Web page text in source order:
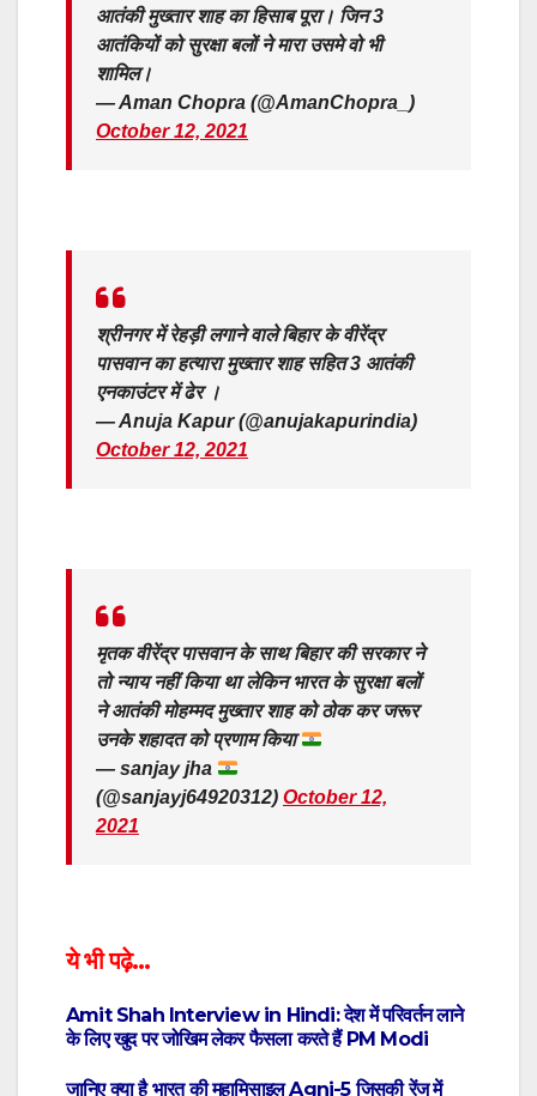
आतंकी मुख्तार शाह का हिसाब पूरा। जिन 3
आतंकियों को सुरक्षा बलों ने मारा उसमे वो भी
शामिल।
— Aman Chopra (@AmanChopra_)
October 12, 2021
श्रीनगर में रेहड़ी लगाने वाले बिहार के वीरेंद्र
पासवान का हत्यारा मुख्तार शाह सहित 3 आतंकी
एनकाउंटर में ढेर ।
— Anuja Kapur (@anujakapurindia)
October 12, 2021
मृतक वीरेंद्र पासवान के साथ बिहार की सरकार ने
तो न्याय नहीं किया था लेकिन भारत के सुरक्षा बलों
ने आतंकी मोहम्मद मुख्तार शाह को ठोक कर जरूर
उनके शहादत को प्रणाम किया
— sanjay jha
(@sanjayj64920312) October 12,
2021
ये भी पढ़े…
Amit Shah Interview in Hindi: देश में परिवर्तन लाने
के लिए खुद पर जोखिम लेकर फैसला करते हैं PM Modi
जानिए क्या है भारत की महामिसाइल Agni-5 जिसकी रेंज में